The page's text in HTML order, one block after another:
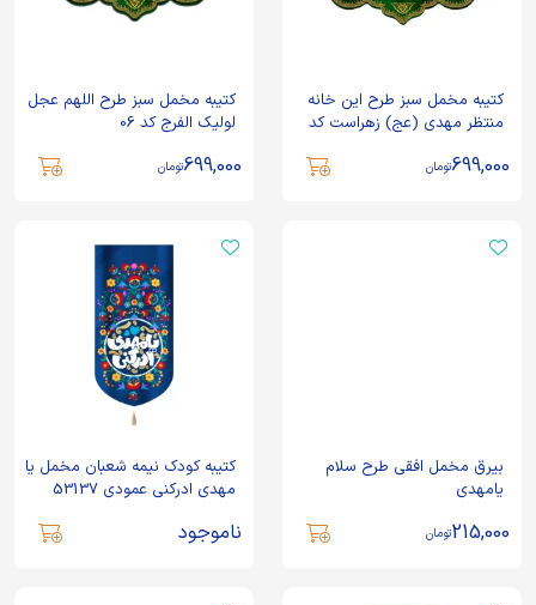
کتیبه مخمل سبز طرح این خانه
منتظر مهدی (عج) زهراست کد
699,000تومان
کتیبه مخمل سبز طرح اللهم عجل
لولیک الفرج کد 06
699,000تومان
بیرق مخمل افقی طرح سلام
یامهدی
215,000تومان
کتیبه کودک نیمه شعبان مخمل یا
مهدی ادرکنی عمودی 53137
ناموجود